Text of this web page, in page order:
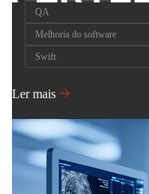
QA
Melhoria do software
Swift
Ler mais